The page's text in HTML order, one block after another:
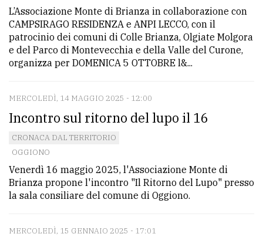
L’Associazione Monte di Brianza in collaborazione con
CAMPSIRAGO RESIDENZA e ANPI LECCO, con il
patrocinio dei comuni di Colle Brianza, Olgiate Molgora
e del Parco di Montevecchia e della Valle del Curone,
organizza per DOMENICA 5 OTTOBRE l&...
MERCOLEDÌ, 14 MAGGIO 2025 - 12:00
Incontro sul ritorno del lupo il 16
CRONACA DAL TERRITORIO
OGGIONO
Venerdì 16 maggio 2025, l'Associazione Monte di
Brianza propone l'incontro "Il Ritorno del Lupo" presso
la sala consiliare del comune di Oggiono.
MERCOLEDÌ, 15 GENNAIO 2025 - 17:01